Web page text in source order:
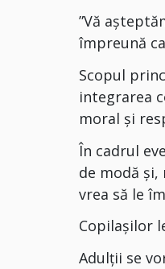
”Vă
împreună
Scopul
integrarea
moral și
În cadrul
de modă
vrea să le
Copilașilor
Adulții se